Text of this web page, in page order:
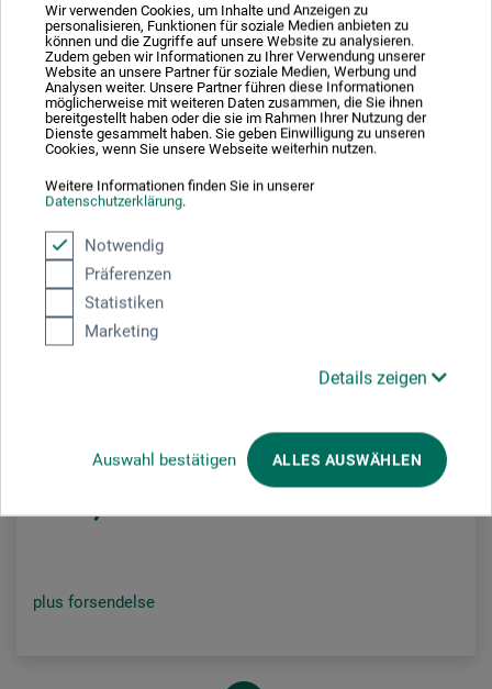
Wir verwenden Cookies, um Inhalte und Anzeigen zu
personalisieren, Funktionen für soziale Medien anbieten zu
können und die Zugriffe auf unsere Website zu analysieren.
Zudem geben wir Informationen zu Ihrer Verwendung unserer
Website an unsere Partner für soziale Medien, Werbung und
Analysen weiter. Unsere Partner führen diese Informationen
möglicherweise mit weiteren Daten zusammen, die Sie ihnen
bereitgestellt haben oder die sie im Rahmen Ihrer Nutzung der
Dienste gesammelt haben. Sie geben Einwilligung zu unseren
Cookies, wenn Sie unsere Webseite weiterhin nutzen.
Weitere Informationen finden Sie in unserer
Datenschutzerklärung.
Notwendig
Präferenzen
Statistiken
Marketing
Details zeigen
Auswahl bestätigen ALLES AUSWÄHLEN
plus forsendelse